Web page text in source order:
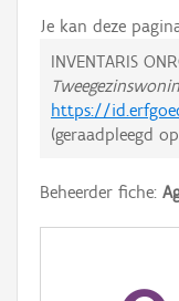
Je kan deze
INVENTARIS
https://
(geraadpleegd op
Beheerder fiche: